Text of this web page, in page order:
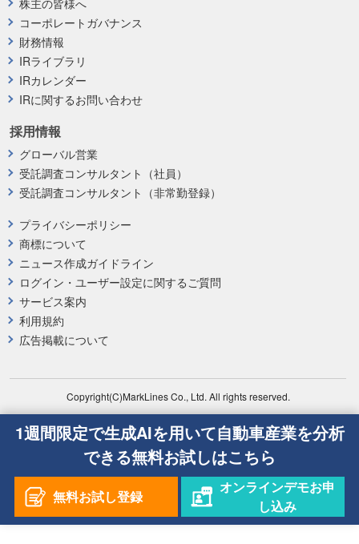
プライバシーポリシー
商標について
ニュース作成ガイドライン
ログイン・ユーザー設定に関するご質問
サービス案内
利用規約
広告掲載について
採用情報
グローバル営業
受託調査コンサルタント（社員）
受託調査コンサルタント（非常勤登録）
コーポレートガバナンス
財務情報
IRライブラリ
IRカレンダー
IRに関するお問い合わせ
Copyright(C)MarkLines Co., Ltd. All rights reserved.
1週間限定で生成AIを用いて自動車産業を分析
できる無料お試しはこちら
無料お試し登録
オンラインデモお申
し込み